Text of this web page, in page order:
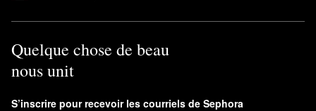
Quelque chose de beau
nous unit
S’inscrire pour recevoir les courriels de Sephora